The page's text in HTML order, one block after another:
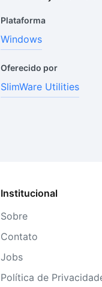
Plataforma
Windows
Oferecido por
SlimWare Utilities
Institucional
Sobre
Contato
Jobs
Política de